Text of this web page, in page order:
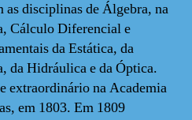
as disciplinas de Álgebra, na
Cálculo Diferencial e
da Estática, da
da Hidráulica e da Óptica.
extraordinário na Academia
em 1803. Em 1809